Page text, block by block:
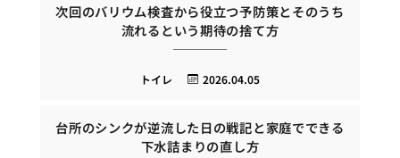
次回のバリウム検査から役立つ予防策とそのうち
流れるという期待の捨て方
2026.04.05
トイレ
台所のシンクが逆流した日の戦記と家庭でできる
下水詰まりの直し方